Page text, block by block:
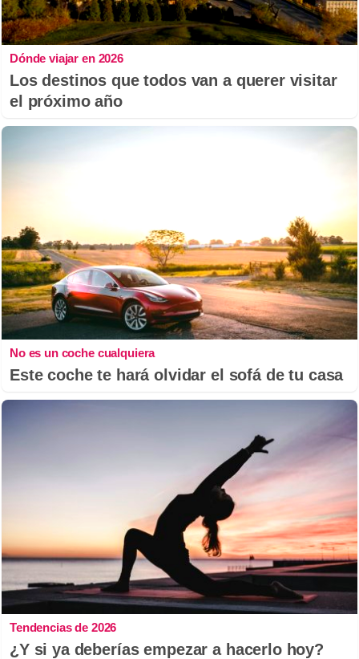
Dónde viajar en 2026
Los destinos que todos van a querer visitar
el próximo año
No es un coche cualquiera
Este coche te hará olvidar el sofá de tu casa
Tendencias de 2026
¿Y si ya deberías empezar a hacerlo hoy?